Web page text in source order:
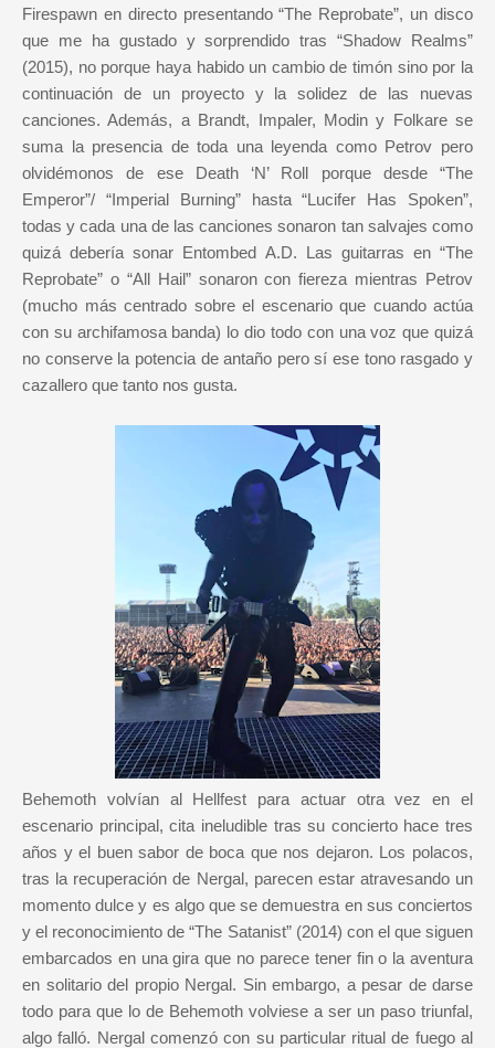
Firespawn en directo presentando “The Reprobate”, un disco
que me ha gustado y sorprendido tras “Shadow Realms”
(2015), no porque haya habido un cambio de timón sino por la
continuación de un proyecto y la solidez de las nuevas
canciones. Además, a Brandt, Impaler, Modin y Folkare se
suma la presencia de toda una leyenda como Petrov pero
olvidémonos de ese Death ‘N’ Roll porque desde “The
Emperor”/ “Imperial Burning” hasta “Lucifer Has Spoken”,
todas y cada una de las canciones sonaron tan salvajes como
quizá debería sonar Entombed A.D. Las guitarras en “The
Reprobate” o “All Hail” sonaron con fiereza mientras Petrov
(mucho más centrado sobre el escenario que cuando actúa
con su archifamosa banda) lo dio todo con una voz que quizá
no conserve la potencia de antaño pero sí ese tono rasgado y
cazallero que tanto nos gusta.
Behemoth volvían al Hellfest para actuar otra vez en el
escenario principal, cita ineludible tras su concierto hace tres
años y el buen sabor de boca que nos dejaron. Los polacos,
tras la recuperación de Nergal, parecen estar atravesando un
momento dulce y es algo que se demuestra en sus conciertos
y el reconocimiento de “The Satanist” (2014) con el que siguen
embarcados en una gira que no parece tener fin o la aventura
en solitario del propio Nergal. Sin embargo, a pesar de darse
todo para que lo de Behemoth volviese a ser un paso triunfal,
algo falló. Nergal comenzó con su particular ritual de fuego al